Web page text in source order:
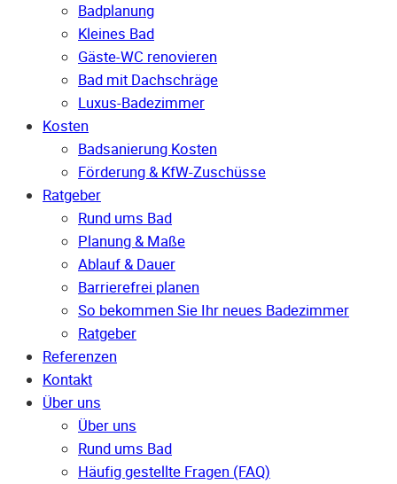
Badplanung
Kleines Bad
Gäste-WC renovieren
Bad mit Dachschräge
Luxus-Badezimmer
Kosten
Badsanierung Kosten
Förderung & KfW-Zuschüsse
Ratgeber
Rund ums Bad
Planung & Maße
Ablauf & Dauer
Barrierefrei planen
So bekommen Sie Ihr neues Badezimmer
Ratgeber
Referenzen
Kontakt
Über uns
Über uns
Rund ums Bad
Häufig gestellte Fragen (FAQ)